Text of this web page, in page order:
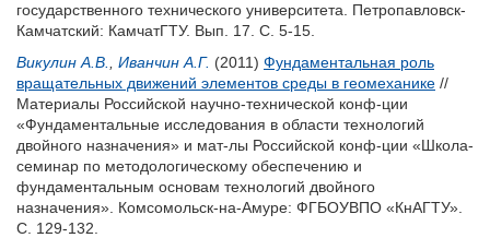
государственного технического университета. Петропавловск-
Камчатский: КамчатГТУ. Вып. 17. С. 5-15.
Викулин А.В.
Иванчин А.Г. (2011) Фундаментальная роль
вращательных движений элементов среды в геомеханике //
Материалы Российской научно-технической конф-ции
«Фундаментальные исследования в области технологий
двойного назначения» и мат-лы Российской конф-ции «Школа-
семинар по методологическому обеспечению и
фундаментальным основам технологий двойного
назначения». Комсомольск-на-Амуре: ФГБОУВПО «КнАГТУ».
С. 129-132.